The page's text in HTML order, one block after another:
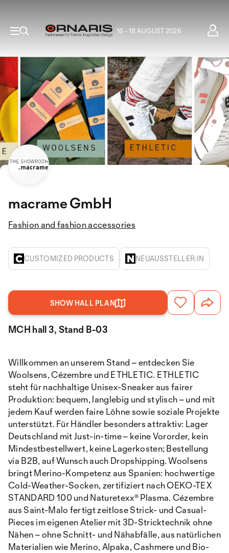
16 - 18 AUGUST 2026
macrame GmbH
Fashion and fashion accessories
CUSTOMIZED PRODUCTS NEUAUSSTELLER:IN
SHOW HALL PLAN
MCH hall 3, Stand B-03
Willkommen an unserem Stand – entdecken Sie
Woolsens, Cézembre und ETHLETIC. ETHLETIC
steht für nachhaltige Unisex-Sneaker aus fairer
Produktion: bequem, langlebig und stylisch – und mit
jedem Kauf werden faire Löhne sowie soziale Projekte
unterstützt. Für Händler besonders attraktiv: Lager
Deutschland mit Just-in-time – keine Vororder, kein
Mindestbestellwert, keine Lagerkosten; Bestellung
via B2B, auf Wunsch auch Dropshipping. Woolsens
bringt Merino-Kompetenz aus Spanien: hochwertige
Cold-Weather-Socken, zertifiziert nach OEKO-TEX
STANDARD 100 und Naturetexx® Plasma. Cézembre
aus Saint-Malo fertigt zeitlose Strick- und Casual-
Pieces im eigenen Atelier mit 3D-Stricktechnik ohne
Nähen – ohne Schnitt- und Nähabfälle, aus natürlichen
Materialien wie Merino, Alpaka, Cashmere und Bio-